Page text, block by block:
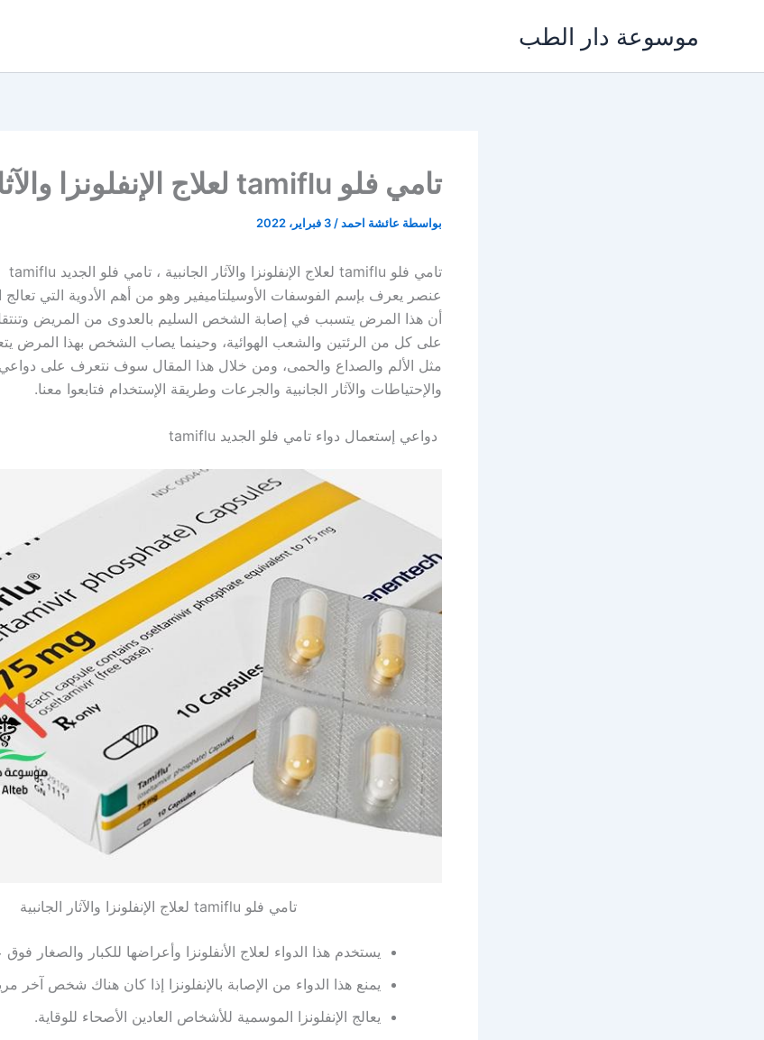
موسوعة دار الطب
تامي فلو tamiflu لعلاج الإنفلونزا والآثار الجانبية
بواسطة عائشة احمد/ 3 فبراير، 2022
عنصر يعرف بإسم الفوسفات الأوسيلتاميفير وهو من أهم الأدوية التي تعالج
أن هذا المرض يتسبب في إصابة الشخص السليم بالعدوى من المريض وتنتقل
على كل من الرئتين والشعب الهوائية، وحينما يصاب الشخص بهذا المرض
مثل الألم والصداع والحمى، ومن خلال هذا المقال سوف نتعرف على دواعي
والإحتياطات والآثار الجانبية والجرعات وطريقة الإستخدام فتابعوا معنا.
دواعي إستعمال دواء تامي فلو الجديد tamiflu
تامي فلو tamiflu لعلاج الإنفلونزا والآثار الجانبية
يستخدم هذا الدواء لعلاج الأنفلونزا وأعراضها للكبار والصغار
يمنع هذا الدواء من الإصابة بالإنفلونزا إذا كان هناك شخص آخر
يعالج الإنفلونزا الموسمية للأشخاص العادين الأصحاء للوقاية.